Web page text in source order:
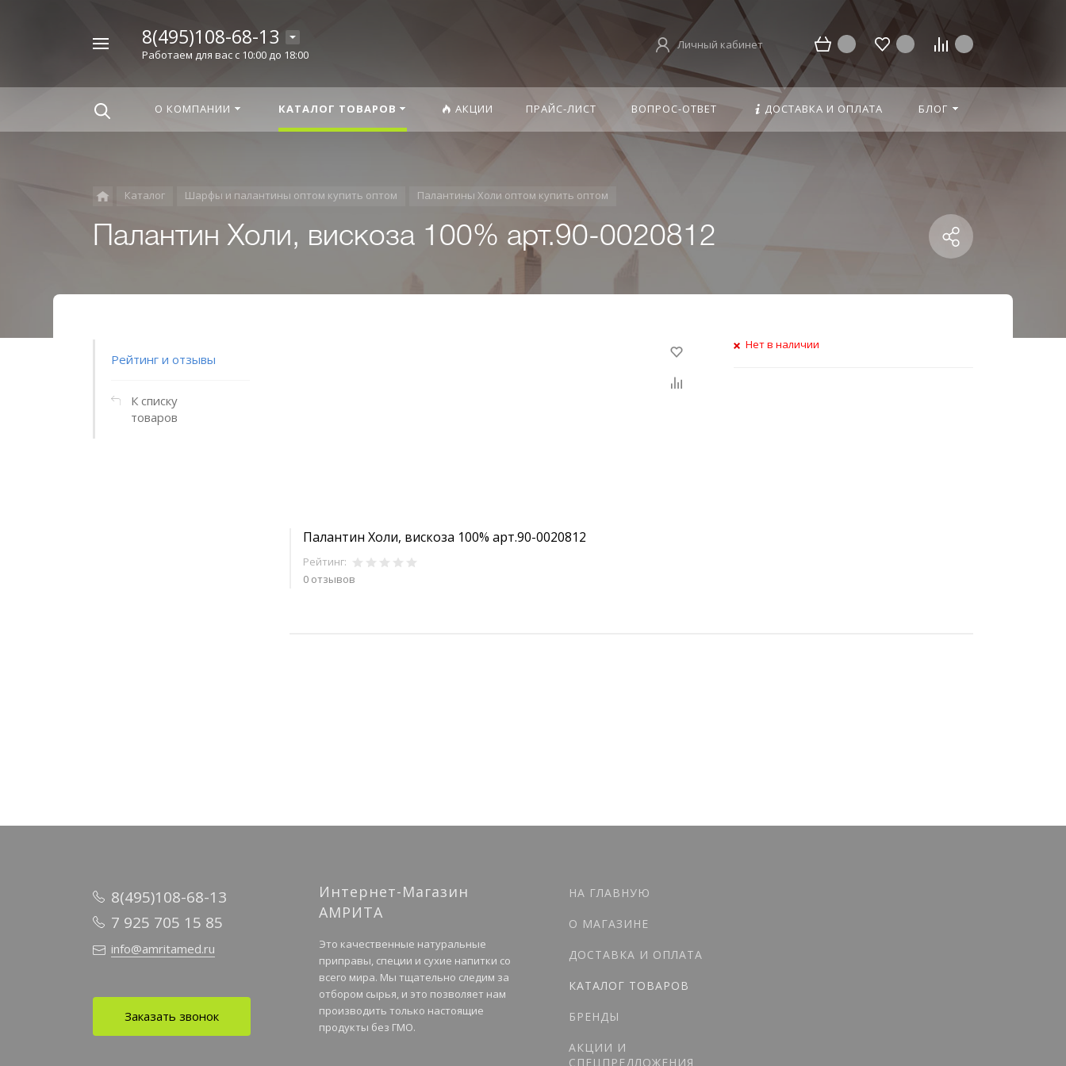
8(495)108-68-13
Работаем для вас с 10:00 до 18:00
Личный кабинет
О КОМПАНИИ КАТАЛОГ ТОВАРОВ АКЦИИ ПРАЙС-ЛИСТ ВОПРОС-ОТВЕТ ДОСТАВКА И ОПЛАТА БЛОГ
Каталог Шарфы и палантины оптом купить оптом Палантины Холи оптом купить оптом
Палантин Холи, вискоза 100% арт.90-0020812
Рейтинг и отзывы
К списку
товаров
Палантин Холи, вискоза 100% арт.90-0020812
Рейтинг:
0 отзывов
Нет в наличии
8(495)108-68-13
7 925 705 15 85
info@amritamed.ru
Заказать звонок
Интернет-Магазин
АМРИТА
Это качественные натуральные
приправы, специи и сухие напитки со
всего мира. Мы тщательно следим за
отбором сырья, и это позволяет нам
производить только настоящие
продукты без ГМО.
НА ГЛАВНУЮ
О МАГАЗИНЕ
ДОСТАВКА И ОПЛАТА
КАТАЛОГ ТОВАРОВ
БРЕНДЫ
АКЦИИ И
СПЕЦПРЕДЛОЖЕНИЯ